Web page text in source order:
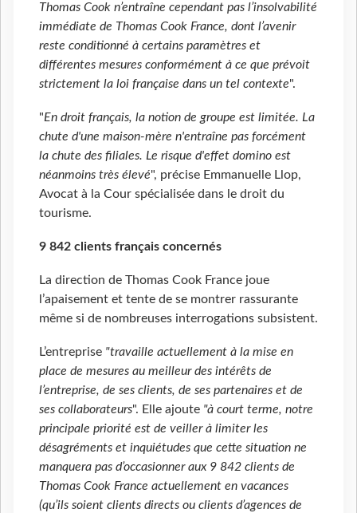
Thomas Cook n’entraîne cependant pas l’insolvabilité
immédiate de Thomas Cook France, dont l’avenir
reste conditionné à certains paramètres et
différentes mesures conformément à ce que prévoit
strictement la loi française dans un tel contexte".
"En droit français, la notion de groupe est limitée. La
chute d'une maison-mère n'entraîne pas forcément
la chute des filiales. Le risque d'effet domino est
néanmoins très élevé", précise Emmanuelle Llop,
Avocat à la Cour spécialisée dans le droit du
tourisme.
9 842 clients français concernés
La direction de Thomas Cook France joue
l’apaisement et tente de se montrer rassurante
même si de nombreuses interrogations subsistent.
L’entreprise "travaille actuellement à la mise en
place de mesures au meilleur des intérêts de
l’entreprise, de ses clients, de ses partenaires et de
ses collaborateurs". Elle ajoute "à court terme, notre
principale priorité est de veiller à limiter les
désagréments et inquiétudes que cette situation ne
manquera pas d’occasionner aux 9 842 clients de
Thomas Cook France actuellement en vacances
(qu’ils soient clients directs ou clients d’agences de